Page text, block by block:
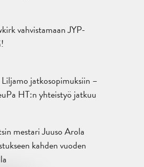
vahvistamaan JYP-
jatkosopimuksiin –
HT:n yhteistyö jatkuu
mestari Juuso Arola
kahden vuoden